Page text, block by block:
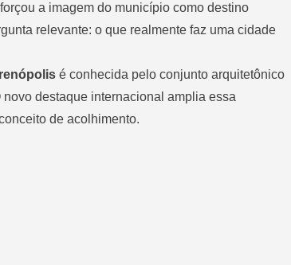
a imagem do município como destino
relevante: o que realmente faz uma cidade
é conhecida pelo conjunto arquitetônico
destaque internacional amplia essa
de acolhimento.